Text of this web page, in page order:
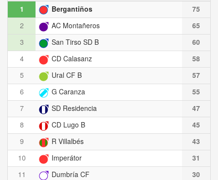
1
Bergantiños
75
2
AC Montañeros
65
3
San Tirso SD B
60
4
CD Calasanz
58
5
Ural CF B
57
6
G Caranza
55
7
SD Residencia
47
8
CD Lugo B
45
9
R Villalbés
43
10
Imperátor
31
11
Dumbría CF
30